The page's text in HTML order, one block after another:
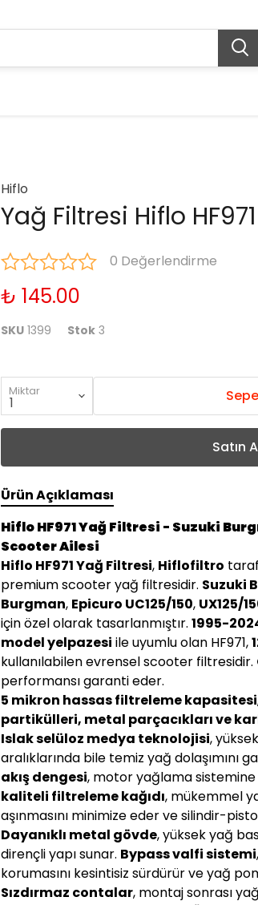
Hiflo
Yağ Filtresi Hiflo HF971
0 Değerlendirme
₺ 145.00
SKU 1399 Stok 3
Miktar
Satın
Ürün Açıklaması
Hiflo HF971 Yağ Filtresi - Suzuki
Scooter Ailesi
Hiflo HF971 Yağ Filtresi, Hiflofiltro
premium scooter yağ filtresidir. Suzuki
Burgman, Epicuro UC125/150, UX125/
için özel olarak tasarlanmıştır.1995-
model yelpazesi ile uyumlu olan HF971,
kullanılabilen evrensel scooter filtresidir.
performansı garanti eder.
5 mikron hassas filtreleme kapasitesi
partikülleri, metal parçacıkları ve
Islak selüloz medya teknolojisi,
aralıklarında bile temiz yağ dolaşımını
akış dengesi, motor yağlama
kaliteli filtreleme kağıdı, mükemmel
aşınmasını minimize eder ve silindir-
Dayanıklı metal gövde, yüksek yağ
dirençli yapı sunar. Bypass valfi sistemi
korumasını kesintisiz sürdürür ve yağ
Sızdırmaz contalar, montaj sonrası